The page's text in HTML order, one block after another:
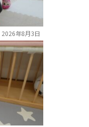
2026年8月3日